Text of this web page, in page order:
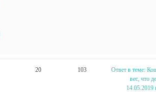
20 103
Ответ в теме:
вес, что
14.05.2019